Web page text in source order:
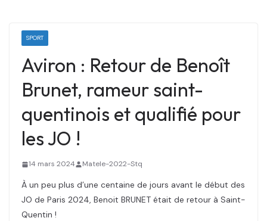
SPORT
Aviron : Retour de Benoît
Brunet, rameur saint-
quentinois et qualifié pour
les JO !
14 mars 2024 Matele-2022-Stq
À un peu plus d’une centaine de jours avant le début des
JO de Paris 2024, Benoit BRUNET était de retour à Saint-
Quentin !